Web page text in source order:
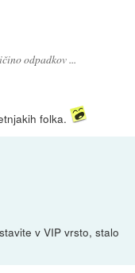
odpadkov ...
folka.
v VIP vrsto, stalo